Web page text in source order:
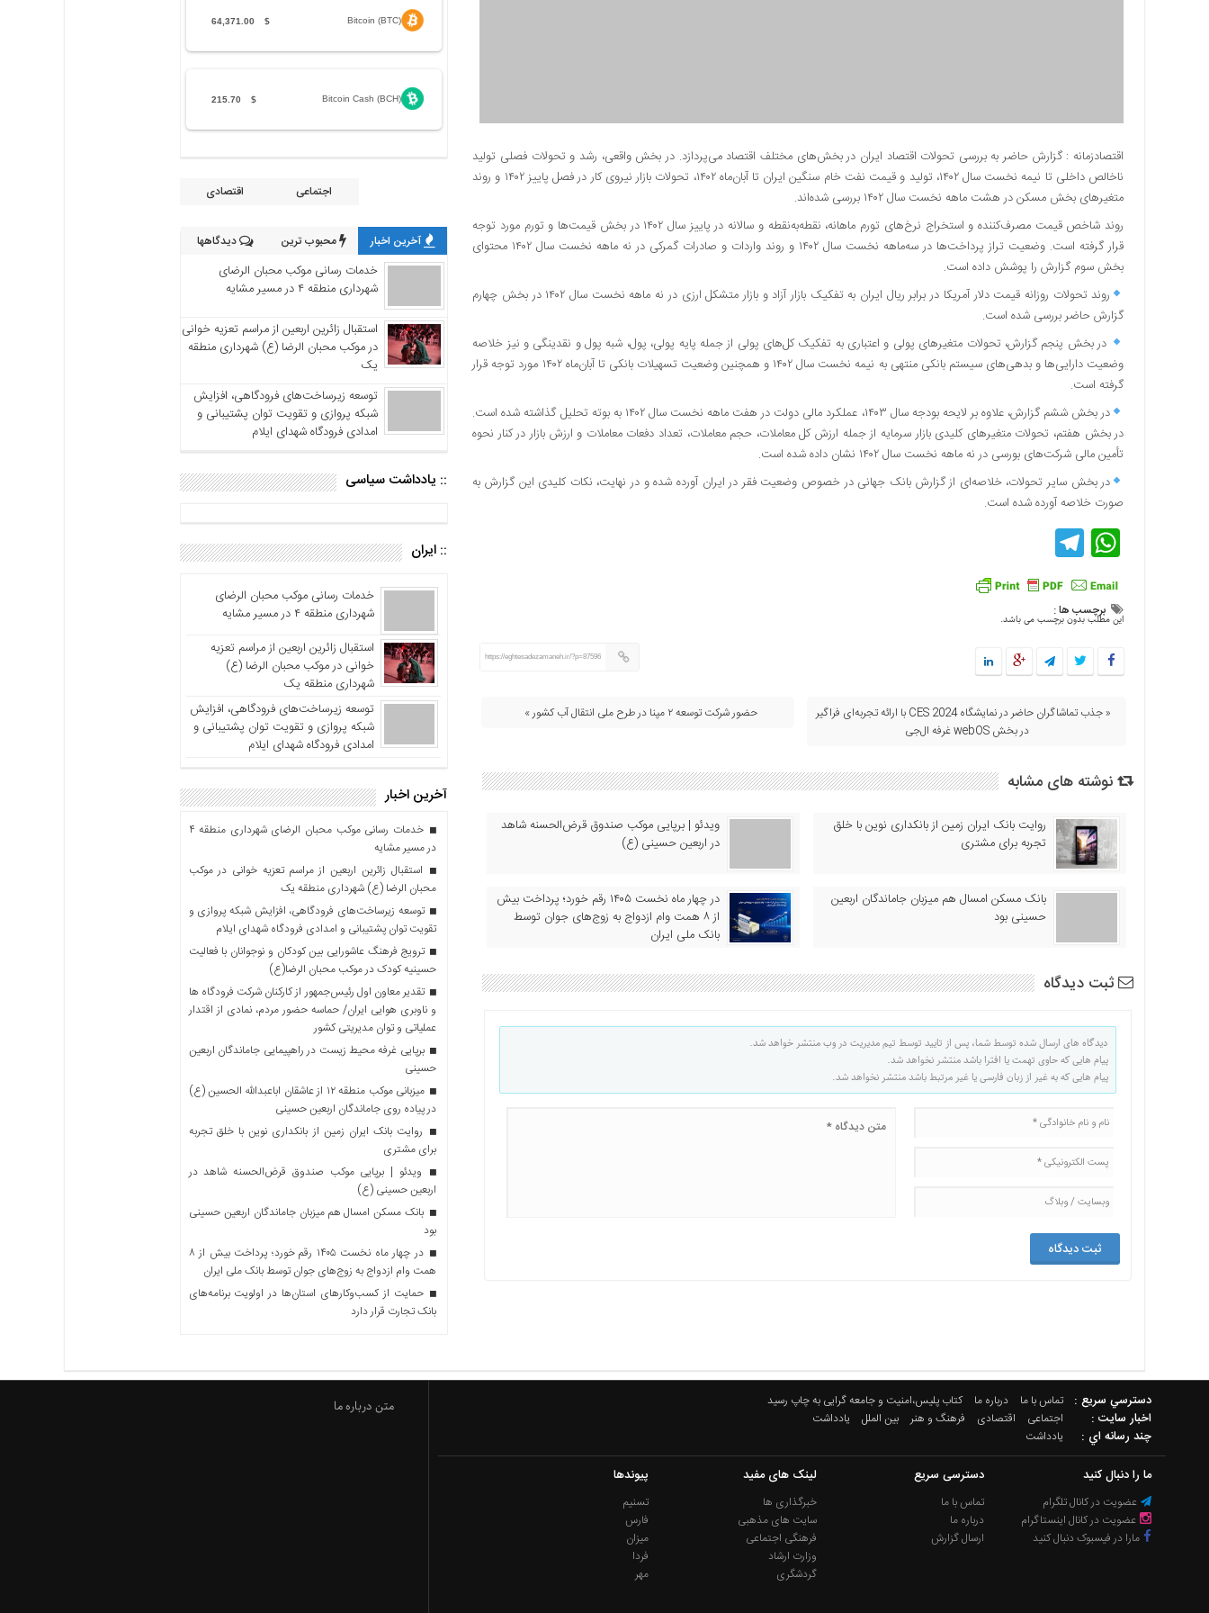
اقتصادزمانه : گزارش حاضر به بررسی تحولات اقتصاد ایران در بخش‌های مختلف اقتصاد می‌پردازد. در بخش واقعی، رشد و تحولات فصلی تولید
ناخالص داخلی تا نیمه نخست سال ۱۴۰۲، تولید و قیمت نفت خام سنگین ایران تا آبان‌ماه ۱۴۰۲، تحولات بازار نیروی کار در فصل پاییز ۱۴۰۲ و روند
متغیرهای بخش مسکن در هشت ‌ماهه نخست سال ۱۴۰۲ بررسی شده‌اند.
روند شاخص قیمت مصرف‌کننده و استخراج نرخ‌های تورم ماهانه، نقطه‌به‌نقطه و سالانه در پاییز سال ۱۴۰۲ در بخش قیمت‌ها و تورم مورد توجه
قرار گرفته است. وضعیت تراز پرداخت‌ها در سه‌ماهه نخست سال ۱۴۰۲ و روند واردات و صادرات گمرکی در نه ماهه نخست سال ۱۴۰۲ محتوای
بخش سوم گزارش را پوشش داده است.
روند تحولات روزانه قیمت دلار آمریکا در برابر ریال ایران به تفکیک بازار آزاد و بازار متشکل ارزی در نه ماهه نخست سال‌ ۱۴۰۲ در بخش چهارم
گزارش حاضر بررسی شده است.
در بخش پنجم گزارش، تحولات متغیرهای پولی و اعتباری به تفکیک کل‌های پولی از جمله پایه پولی، پول، شبه پول و نقدینگی و نیز خلاصه
وضعیت دارایی‌ها و بدهی‌های سیستم بانکی منتهی به نیمه نخست سال ۱۴۰۲ و همچنین وضعیت تسهیلات بانکی تا آبان‌ماه ۱۴۰۲ مورد توجه قرار
گرفته است.
در بخش ششم گزارش، علاوه بر لایحه بودجه سال ۱۴۰۳، عملکرد مالی دولت در هفت ماهه نخست سال ۱۴۰۲ به بوته تحلیل گذاشته شده است.
در بخش هفتم، تحولات متغیرهای کلیدی بازار سرمایه از جمله ارزش کل معاملات، حجم معاملات، تعداد دفعات معاملات و ارزش بازار در کنار نحوه
تأمین مالی شرکت‌های بورسی در نه ماهه نخست سال ۱۴۰۲ نشان داده شده است.
در بخش سایر تحولات، خلاصه‌ای از گزارش بانک‌ جهانی در خصوص وضعیت فقر در ایران آورده شده و در نهایت، نکات کلیدی این گزارش به
صورت خلاصه آورده شده است.
WhatsApp
Telegram
برچسب ها :
این مطلب بدون برچسب می باشد.
https://eghtesadezamaneh.ir/?p=87596
« جذب تماشاگران حاضر در نمایشگاه CES 2024 با ارائه تجربه‌ای فراگیر
در بخش webOS غرفه ال‌جی
حضور شرکت توسعه ۲ مپنا در طرح ملی انتقال آب کشور »
نوشته های مشابه
روایت بانک ایران زمین از بانکداری نوین با خلق
تجربه برای مشتری
ویدئو | برپایی موکب صندوق قرض‌الحسنه شاهد
در اربعین حسینی (ع)
بانک مسکن امسال هم میزبان جاماندگان اربعین
حسینی بود
در چهار ماه نخست ۱۴۰۵ رقم خورد؛ پرداخت بیش
از ۸ همت وام ازدواج به زوج‌های جوان توسط
بانک ملی ایران
ثبت دیدگاه
دیدگاه های ارسال شده توسط شما، پس از تایید توسط تیم مدیریت در وب منتشر خواهد شد.
پیام هایی که حاوی تهمت یا افترا باشد منتشر نخواهد شد.
پیام هایی که به غیر از زبان فارسی یا غیر مرتبط باشد منتشر نخواهد شد.
Bitcoin (BTC)
$
64,371.00
Bitcoin Cash (BCH)
$
215.70
اجتماعی اقتصادی
آخرین اخبار محبوب ترین دیدگاهها
خدمات رسانی موکب محبان الرضای
شهرداری منطقه ۴ در مسیر مشایه
استقبال زائرین اربعین از مراسم تعزیه خوانی
در موکب محبان الرضا (ع) شهرداری منطقه
یک
توسعه زیرساخت‌های فرودگاهی، افزایش
شبکه پروازی و تقویت توان پشتیبانی و
امدادی فرودگاه شهدای ایلام
:: یادداشت سیاسی
:: ایران
خدمات رسانی موکب محبان الرضای
شهرداری منطقه ۴ در مسیر مشایه
استقبال زائرین اربعین از مراسم تعزیه
خوانی در موکب محبان الرضا (ع)
شهرداری منطقه یک
توسعه زیرساخت‌های فرودگاهی، افزایش
شبکه پروازی و تقویت توان پشتیبانی و
امدادی فرودگاه شهدای ایلام
آخرین اخبار
خدمات رسانی موکب محبان الرضای شهرداری منطقه ۴
در مسیر مشایه
استقبال زائرین اربعین از مراسم تعزیه خوانی در موکب
محبان الرضا (ع) شهرداری منطقه یک
توسعه زیرساخت‌های فرودگاهی، افزایش شبکه پروازی و
تقویت توان پشتیبانی و امدادی فرودگاه شهدای ایلام
ترویج فرهنگ عاشورایی بین کودکان و نوجوانان با فعالیت
حسینیه کودک در موکب محبان الرضا(ع)
تقدیر معاون اول رئیس‌جمهور از کارکنان شرکت فرودگاه ها
و ناوبری هوایی ایران/ حماسه حضور مردم، نمادی از اقتدار
عملیاتی و توان مدیریتی کشور
برپایی غرفه محیط زیست در راهپیمایی جاماندگان اربعین
حسینی
میزبانی موکب منطقه ۱۲ از عاشقان اباعبدالله الحسین (ع)
در پیاده روی جاماندگان اربعین حسینی
روایت بانک ایران زمین از بانکداری نوین با خلق تجربه
برای مشتری
ویدئو | برپایی موکب صندوق قرض‌الحسنه شاهد در
اربعین حسینی (ع)
بانک مسکن امسال هم میزبان جاماندگان اربعین حسینی
بود
در چهار ماه نخست ۱۴۰۵ رقم خورد؛ پرداخت بیش از ۸
همت وام ازدواج به زوج‌های جوان توسط بانک ملی ایران
حمایت از کسب‌وکارهای استان‌ها در اولویت برنامه‌های
بانک تجارت قرار دارد
دسترسي سريع : تماس با ما درباره ما کتاب پلیس،امنیت و جامعه گرایی به چاپ رسید
اخبار سایت : اجتماعی اقتصادی فرهنگ و هنر بین الملل یادداشت
چند رسانه اي : یادداشت
ما را دنبال کنید
عضویت در کانال تلگرام
عضویت در کانال اینستاگرام
مارا در فیسبوک دنبال کنید
دسترسی سریع
تماس با ما
درباره ما
ارسال گزارش
لینک های مفید
خبرگذاری ها
سایت های مذهبی
فرهنگی اجتماعی
وزارت ارشاد
گردشگری
پیوندها
تسنیم
فارس
میزان
فردا
مهر
متن درباره ما